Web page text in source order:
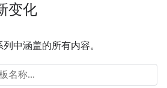
变化
列中涵盖的所有内容。